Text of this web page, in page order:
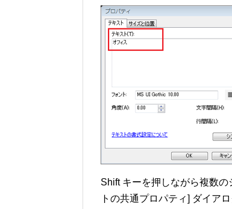
Shift キーを押しながら複数
トの共通プロパティ] ダイア